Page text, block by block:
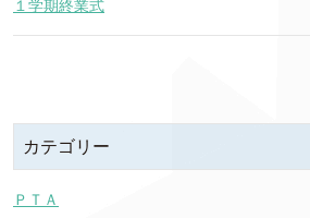
１学期終業式
カテゴリー
ＰＴＡ